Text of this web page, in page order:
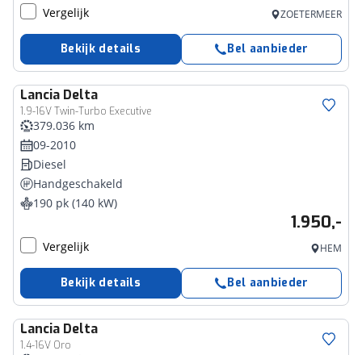
Vergelijk ZOETERMEER
Bekijk details Bel aanbieder
Lancia Delta
1.9-16V Twin-Turbo Executive
379.036 km
09-2010
Diesel
Handgeschakeld
190 pk (140 kW)
1.950,-
Vergelijk HEM
Bekijk details Bel aanbieder
Lancia Delta
1.4-16V Oro